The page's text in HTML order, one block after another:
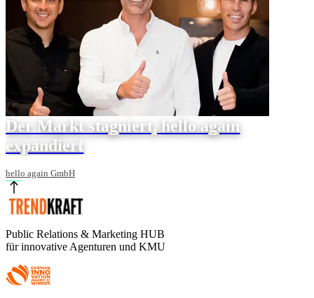
Der Markt stagniert, hello again
expandiert
hello again GmbH
Public Relations & Marketing HUB
für innovative Agenturen und KMU